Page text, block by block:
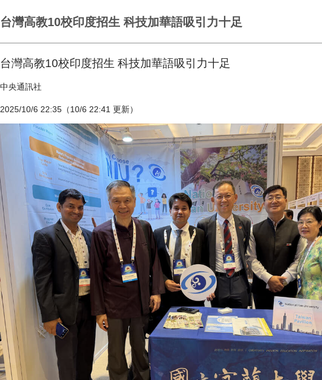
台灣高教10校印度招生 科技加華語吸引力十足
台灣高教10校印度招生 科技加華語吸引力十足
中央通訊社
2025/10/6 22:35（10/6 22:41 更新）